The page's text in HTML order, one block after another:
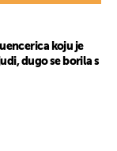
koju je
dugo se borila s